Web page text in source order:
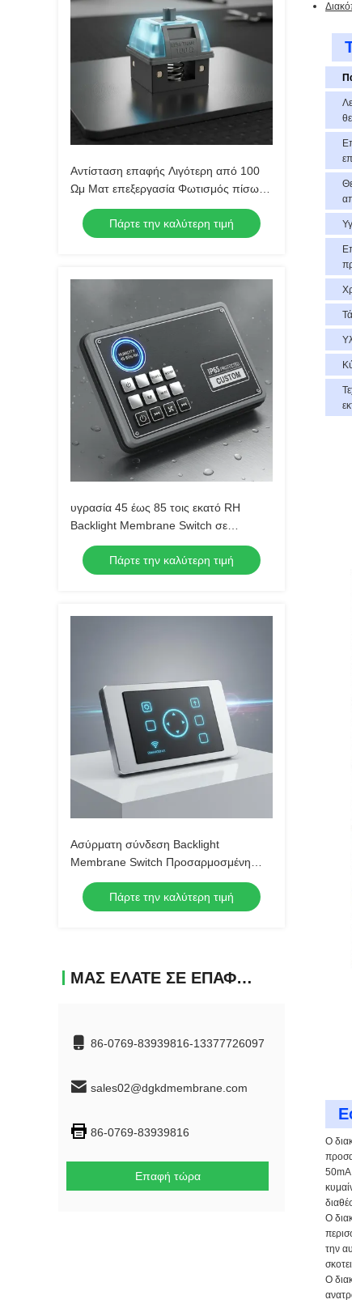
Αντίσταση επαφής Λιγότερη από 100
Ωμ Ματ επεξεργασία Φωτισμός πίσω
Κλαμπ που παρέχει λειτουργία και
εξαιρετική απάντηση αφής
Πάρτε την καλύτερη τιμή
υγρασία 45 έως 85 τοις εκατό RH
Backlight Membrane Switch σε
συνδυασμό με IP65 Προσαρμοσμένο
επίπεδο προστασίας Ματ και
γυαλιστερό φινίρισμα παρέχοντας
Πάρτε την καλύτερη τιμή
Ασύρματη σύνδεση Backlight
Membrane Switch Προσαρμοσμένη
συμβατότητα προσφέροντας ασύρματη
σύνδεση και βελτιωμένη εμπειρία
χρήστη σε πάνελ ελέγχου
Πάρτε την καλύτερη τιμή
ΜΑΣ ΕΛΆΤΕ ΣΕ ΕΠΑΦΉ ΜΕ
86-0769-83939816-13377726097
sales02@dgkdmembrane.com
86-0769-83939816
Επαφή τώρα
Ο
50mA
Ο
την
Ο